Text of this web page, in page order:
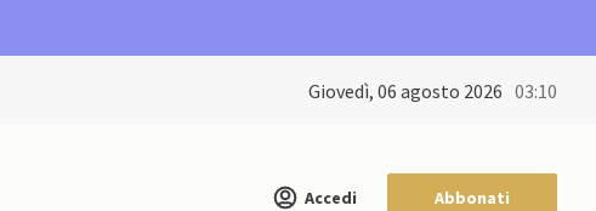
giovedì, 06 agosto 2026 03:10
Accedi Abbonati